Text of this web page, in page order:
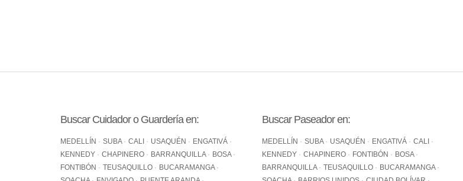
Buscar Cuidador o Guardería en:
MEDELLÍN SUBA CALI USAQUÉN
ENGATIVÁ
KENNEDY
CHAPINERO BARRANQUILLA
BOSA
FONTIBÓN
TEUSAQUILLO
BUCARAMANGA
Buscar Paseador en:
MEDELLÍN SUBA USAQUÉN ENGATIVÁ
CALI
KENNEDY
CHAPINERO FONTIBÓN
BOSA
BARRANQUILLA
TEUSAQUILLO
BUCARAMANGA